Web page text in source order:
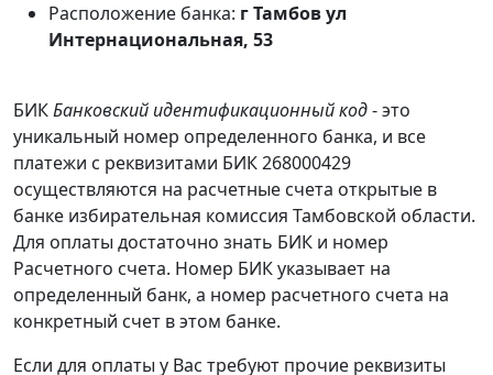
Расположение банка: г Тамбов ул
Интернациональная, 53
БИКБанковский идентификационный код- это
уникальный номер определенного банка, и все
платежи с реквизитами БИК 268000429
осуществляются на расчетные счета открытые в
банке избирательная комиссия Тамбовской области.
Для оплаты достаточно знать БИК и номер
Расчетного счета. Номер БИК указывает на
определенный банк, а номер расчетного счета на
конкретный счет в этом банке.
Если для оплаты у Вас требуют прочие реквизиты